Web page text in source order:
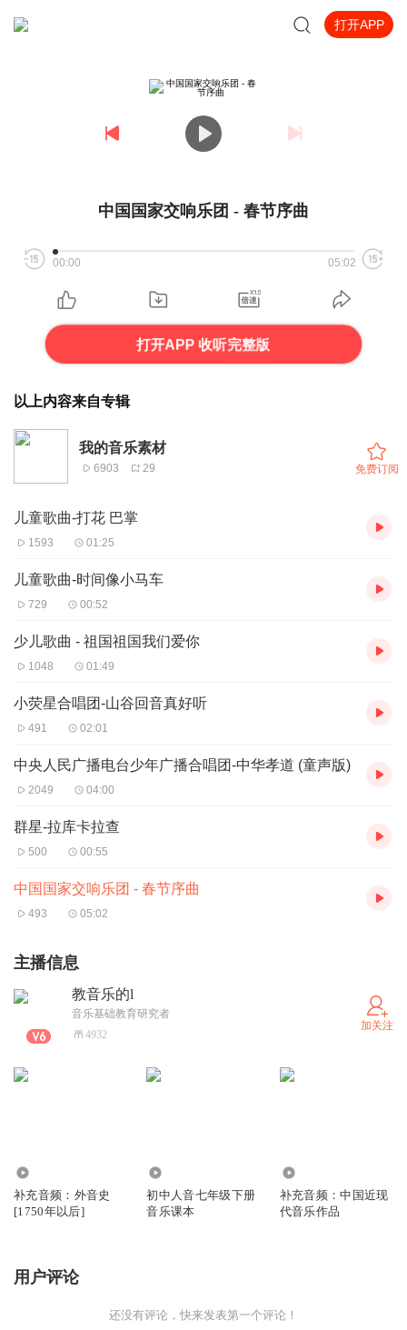
打开APP
中国国家交响乐团 - 春节序曲
00:00 05:02
打开APP 收听完整版
以上内容来自专辑
我的音乐素材
6903 29 免费订阅
儿童歌曲-打花 巴掌
1593 01:25
儿童歌曲-时间像小马车
729 00:52
少儿歌曲 - 祖国祖国我们爱你
1048 01:49
小荧星合唱团-山谷回音真好听
491 02:01
中央人民广播电台少年广播合唱团-中华孝道 (童声版)
2049 04:00
群星-拉库卡拉查
500 00:55
中国国家交响乐团 - 春节序曲
493 05:02
主播信息
教音乐的l
音乐基础教育研究者
4932
加关注
补充音频：外音史
[1750年以后]
初中人音七年级下册
音乐课本
补充音频：中国近现
代音乐作品
用户评论
还没有评论，快来发表第一个评论！